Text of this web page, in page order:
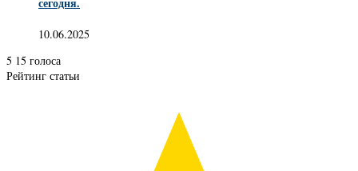
10.06.2025
5 15 голоса
Рейтинг статьи